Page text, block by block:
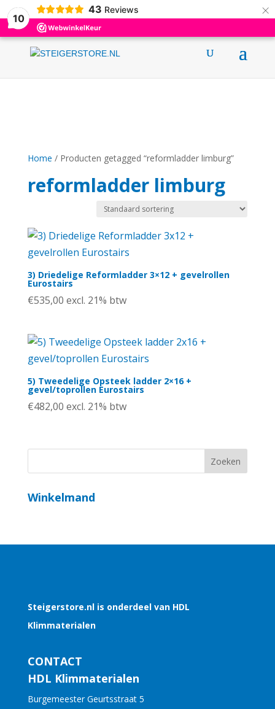
10
43 Reviews ×
0031 (0)6 12376695 info@steigerstore.nl
Home / Producten getagged “reformladder limburg”
reformladder limburg
3) Driedelige Reformladder 3×12 + gevelrollen
Eurostairs
€535,00 excl. 21% btw
5) Tweedelige Opsteek ladder 2×16 +
gevel/toprollen Eurostairs
€482,00 excl. 21% btw
Winkelmand
Steigerstore.nl is onderdeel van HDL
Klimmaterialen
CONTACT
HDL Klimmaterialen
Burgemeester Geurtsstraat 5